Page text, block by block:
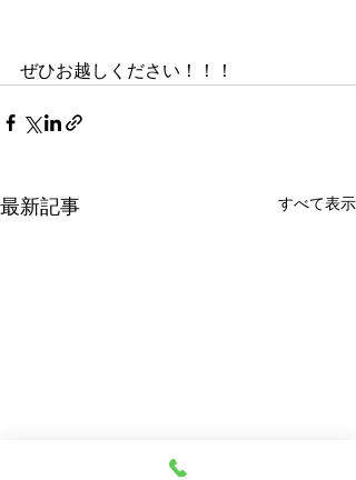
ぜひお越しください！！！
最新記事 すべて表示